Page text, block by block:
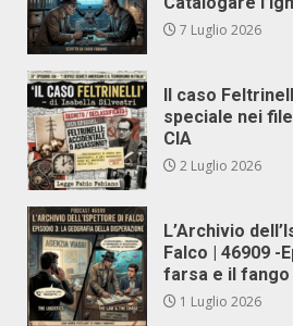
7 Luglio 2026
Il caso
speciale nei
CIA
2 Luglio 2026
L’Archivio
Falco | 46909 -
farsa e il fango
1 Luglio 2026